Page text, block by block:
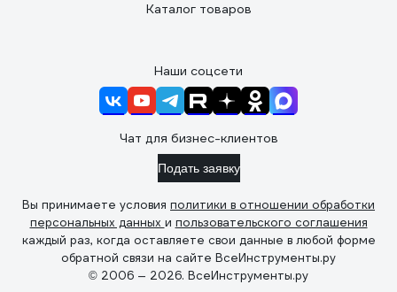
Каталог товаров
Наши соцсети
Чат для бизнес-клиентов
Подать заявку
Вы принимаете условия политики в отношении обработки
персональных данных и пользовательского соглашения
каждый раз, когда оставляете свои данные в любой форме
обратной связи на сайте ВсеИнструменты.ру
© 2006 — 2026. ВсеИнструменты.ру